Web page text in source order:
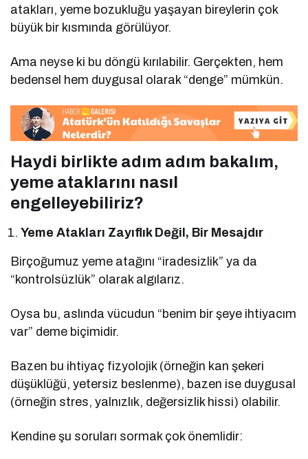
atakları, yeme bozukluğu yaşayan bireylerin çok
büyük bir kısmında görülüyor.
Ama neyse ki bu döngü kırılabilir. Gerçekten, hem
bedensel hem duygusal olarak “denge” mümkün.
Haydi birlikte adım adım bakalım,
yeme ataklarını nasıl
engelleyebiliriz?
Yeme Atakları Zayıflık Değil, Bir Mesajdır
Birçoğumuz yeme atağını “iradesizlik” ya da
“kontrolsüzlük” olarak algılarız.
Oysa bu, aslında vücudun “benim bir şeye ihtiyacım
var” deme biçimidir.
Bazen bu ihtiyaç fizyolojik (örneğin kan şekeri
düşüklüğü, yetersiz beslenme), bazen ise duygusal
(örneğin stres, yalnızlık, değersizlik hissi) olabilir.
Kendine şu soruları sormak çok önemlidir: